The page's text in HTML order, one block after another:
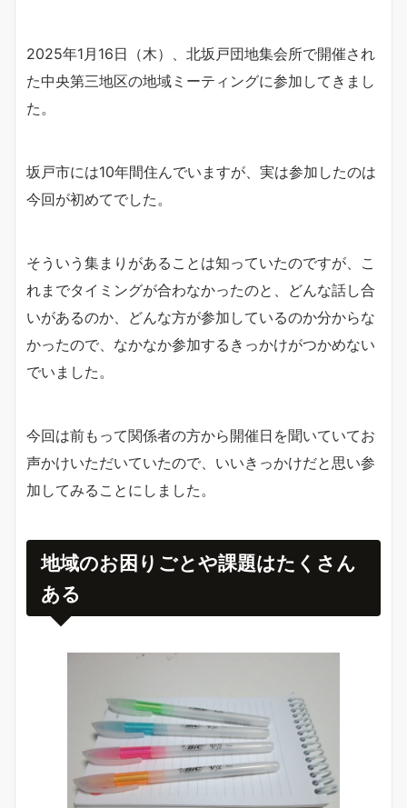
2025年1月16日（木）、北坂戸団地集会所で開催され
た中央第三地区の地域ミーティングに参加してきまし
た。
坂戸市には10年間住んでいますが、実は参加したのは
今回が初めてでした。
そういう集まりがあることは知っていたのですが、こ
れまでタイミングが合わなかったのと、どんな話し合
いがあるのか、どんな方が参加しているのか分からな
かったので、なかなか参加するきっかけがつかめない
でいました。
今回は前もって関係者の方から開催日を聞いていてお
声かけいただいていたので、いいきっかけだと思い参
加してみることにしました。
地域のお困りごとや課題はたくさん
ある